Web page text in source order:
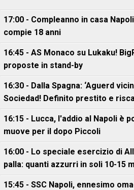
17:00 - Compleanno in casa
compie 18 anni
16:45 - AS Monaco su Lukaku!
proposte in stand-by
16:30 - Dalla Spagna: ‘Aguerd
Sociedad! Definito prestito e
16:15 - Lucca, l'addio al Napoli è
muove per il dopo Piccoli
16:00 - Lo speciale esercizio di
palla: quanti azzurri in soli 10-15
15:45 - SSC Napoli, ennesimo